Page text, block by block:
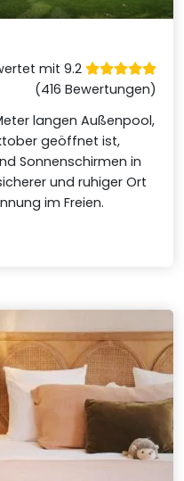
mit 9.2
(416 Bewertungen)
langen Außenpool,
geöffnet ist,
Sonnenschirmen in
und ruhiger Ort
im Freien.